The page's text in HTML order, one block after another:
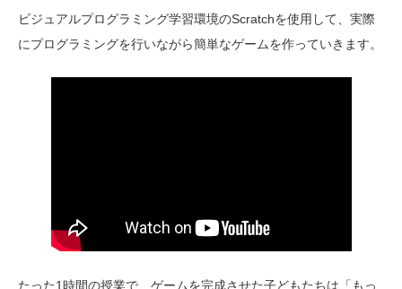
ビジュアルプログラミング学習環境のScratchを使用して、実際
にプログラミングを行いながら簡単なゲームを作っていきます。
たった1時間の授業で、ゲームを完成させた子どもたちは「もっ